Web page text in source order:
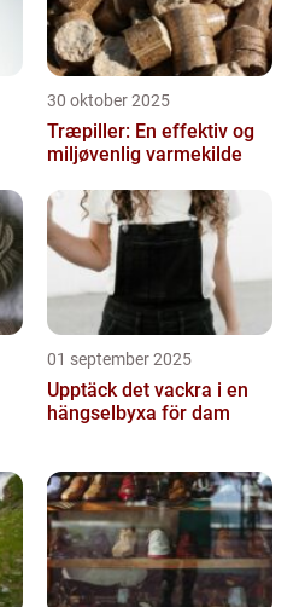
30 oktober 2025
Træpiller: En effektiv og
miljøvenlig varmekilde
01 september 2025
Upptäck det vackra i en
hängselbyxa för dam